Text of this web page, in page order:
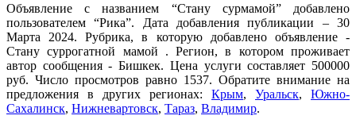
Объявление с названием “Стану сурмамой” добавлено
пользователем “Рика”. Дата добавления публикации – 30
Марта 2024. Рубрика, в которую добавлено объявление -
Cтану суррогатной мамой . Регион, в котором проживает
автор сообщения - Бишкек. Цена услуги составляет 500000
руб. Число просмотров равно 1537. Обратите внимание на
предложения в других регионах: Крым, Уральск, Южно-
Сахалинск, Нижневартовск, Тараз, Владимир.